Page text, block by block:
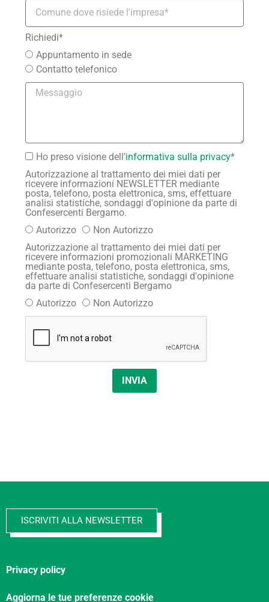
Richiedi*
Appuntamento in sede
Contatto telefonico
Ho preso visione dell’informativa sulla privacy*
Autorizzazione al trattamento dei miei dati per
ricevere informazioni NEWSLETTER mediante
posta, telefono, posta elettronica, sms, effettuare
analisi statistiche, sondaggi d'opinione da parte di
Confesercenti Bergamo.
Autorizzo
Non Autorizzo
Autorizzazione al trattamento dei miei dati per
ricevere informazioni promozionali MARKETING
mediante posta, telefono, posta elettronica, sms,
effettuare analisi statistiche, sondaggi d'opinione
da parte di Confesercenti Bergamo
Autorizzo
Non Autorizzo
INVIA
ISCRIVITI ALLA NEWSLETTER
Privacy policy
Aggiorna le tue preferenze cookie